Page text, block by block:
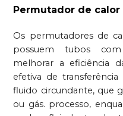
Permutador de
Os permutadores de
possuem tubos com
melhorar a eficiência
efetiva de
fluido circundante, que
ou gás. processo,